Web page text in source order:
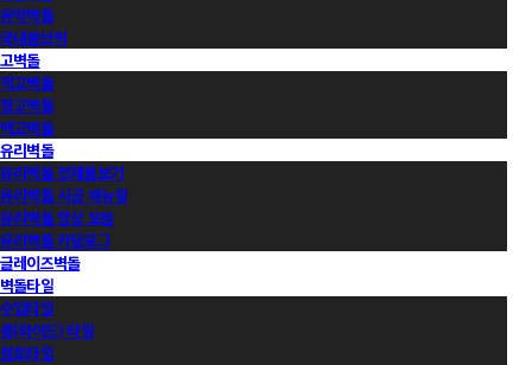
유약벽돌
국내롱브릭
고벽돌
적고벽돌
청고벽돌
백고벽돌
유리벽돌
유리벽돌 전제품보기
유리벽돌 시공 매뉴얼
유리벽돌 영상 모음
유리벽돌 카달로그
글레이즈벽돌
벽돌타일
수입타일
롱(와이드) 타일
점토타일